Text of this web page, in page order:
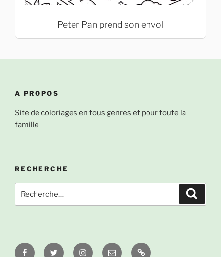
Peter Pan prend son envol
A PROPOS
Site de coloriages en tous genres et pour toute la
famille
RECHERCHE
pour
FacebookTwitter InstagramEmail
À